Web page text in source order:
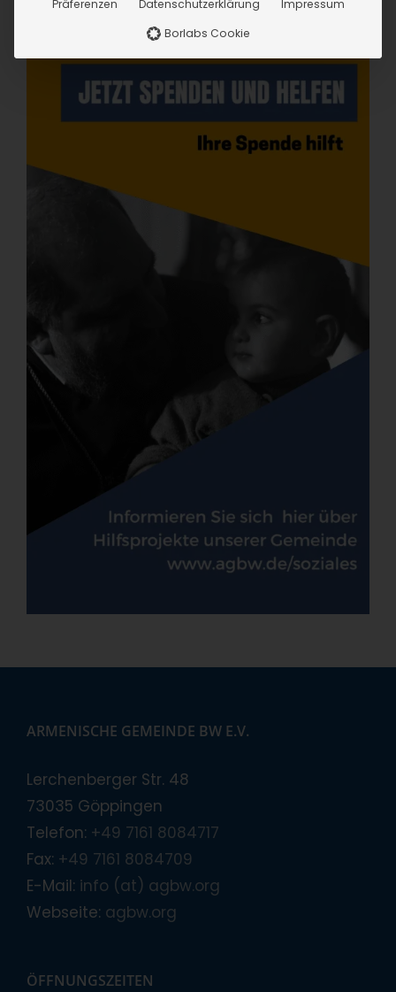
ARMENISCHE GEMEINDE BW E.V.
Lerchenberger Str. 48
73035 Göppingen
Telefon: +49 7161 8084717
Fax: +49 7161 8084709
E-Mail: info (at) agbw.org
Webseite: agbw.org
ÖFFNUNGSZEITEN
Präferenzen Datenschutzerklärung
Impressum
Borlabs Cookie